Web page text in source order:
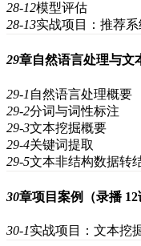
28-12模型评估
28-13实战项目：推荐
29章自然语言处理与文
29-1 自然语言处理概要
29-2分词与词性标注
29-3文本挖掘概要
29-4关键词提取
29-5文本非结构数据转
30章项目案例（录播 12
30-1实战项目：文本挖